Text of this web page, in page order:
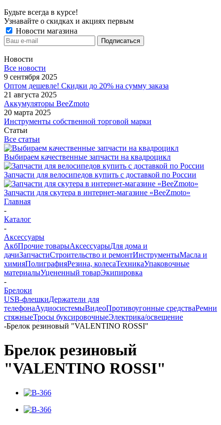
Будьте всегда в курсе!
Узнавайте о скидках и акциях первым
Новости магазина
Новости
Все новости
9 сентября 2025
Оптом дешевле! Скидки до 20% на сумму заказа
21 августа 2025
Аккумуляторы BeeZmoto
20 марта 2025
Инструменты собственной торговой марки
Статьи
Все статьи
Выбираем качественные запчасти на квадроцикл
Запчасти для велосипедов купить с доставкой по России
Запчасти для скутера в интернет-магазине «BeeZmoto»
Главная
-
Каталог
-
Аксессуары
АкбПрочие товарыАксессуарыДля дома и
дачиЗапчастиСтроительство и ремонтИнструментыМасла и
химияПолиграфияРезина, колесаТехникаУпаковочные
материалыУцененный товарЭкипировка
-
Брелоки
USB-флешкиДержатели для
телефонаАудиосистемыВидеоПротивоугонные средстваРемни
стяжныеТросы буксировочныеЭлектрика/освещение
-Брелок резиновый "VALENTINO ROSSI"
Брелок резиновый
"VALENTINO ROSSI"